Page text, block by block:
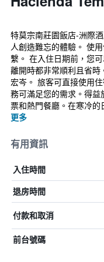
特莫宗南莊園飯店-洲際
人創造難忘的體驗。 使
繫。 在入住日期前，您
離開時都非常順利且省
宏岑。 旅客可直接使用
務可滿足您的需求。得
票和熱門餐廳。在寒冷
更多
有用資訊
入住時間
退房時間
付款和取消
前台號碼